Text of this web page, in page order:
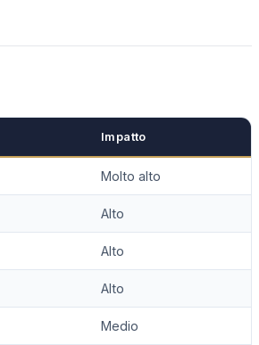
Impatto
Molto alto
Alto
Alto
Alto
Medio